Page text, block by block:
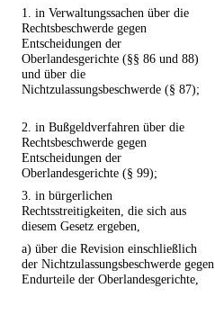
1. in Verwaltungssachen über die
Rechtsbeschwerde gegen
Entscheidungen der
Oberlandesgerichte (§§ 86 und 88)
und über die
Nichtzulassungsbeschwerde (§ 87);
2. in Bußgeldverfahren über die
Rechtsbeschwerde gegen
Entscheidungen der
Oberlandesgerichte (§ 99);
3. in bürgerlichen
Rechtsstreitigkeiten, die sich aus
diesem Gesetz ergeben,
a) über die Revision einschließlich
der Nichtzulassungsbeschwerde gegen
Endurteile der Oberlandesgerichte,